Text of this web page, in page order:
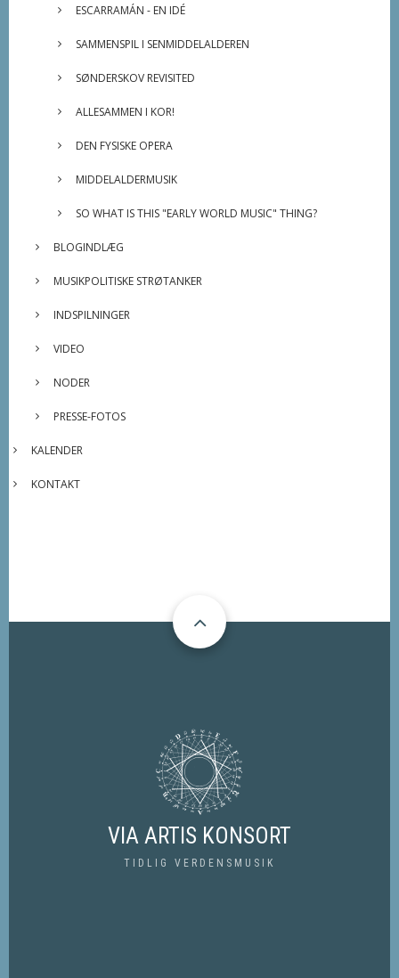
ESCARRAMÁN - EN IDÉ
SAMMENSPIL I SENMIDDELALDEREN
SØNDERSKOV REVISITED
ALLESAMMEN I KOR!
DEN FYSISKE OPERA
MIDDELALDERMUSIK
SO WHAT IS THIS "EARLY WORLD MUSIC" THING?
BLOGINDLÆG
MUSIKPOLITISKE STRØTANKER
INDSPILNINGER
VIDEO
NODER
PRESSE-FOTOS
KALENDER
KONTAKT
VIA ARTIS KONSORT
TIDLIG VERDENSMUSIK